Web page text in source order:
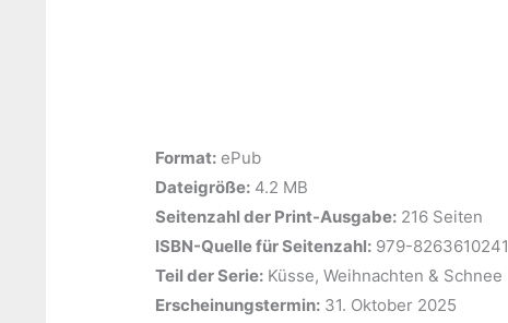
Format: ePub
Dateigröße: ‎4.2 MB
Seitenzahl der Print-Ausgabe: ‎216 Seiten
ISBN-Quelle für Seitenzahl: 979-8263610241
Teil der Serie: ‎Küsse, Weihnachten & Schnee
Erscheinungstermin: ‎31. Oktober 2025